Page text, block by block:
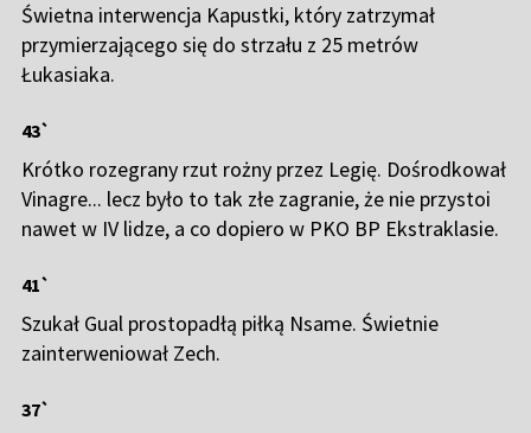
Świetna interwencja Kapustki, który zatrzymał
przymierzającego się do strzału z 25 metrów
Łukasiaka.
43`
Krótko rozegrany rzut rożny przez Legię. Dośrodkował
Vinagre... lecz było to tak złe zagranie, że nie przystoi
nawet w IV lidze, a co dopiero w PKO BP Ekstraklasie.
41`
Szukał Gual prostopadłą piłką Nsame. Świetnie
zainterweniował Zech.
37`